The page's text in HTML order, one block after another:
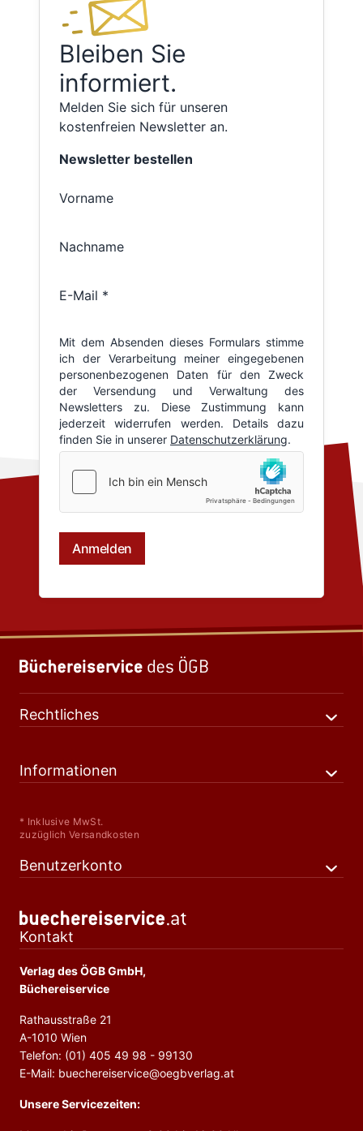
Bleiben Sie
informiert.
Melden Sie sich für unseren
kostenfreien Newsletter an.
Rechtliches
Informationen
* Inklusive MwSt.
zuzüglich Versandkosten
Benutzerkonto
Kontakt
Verlag des ÖGB GmbH,
Büchereiservice
Rathausstraße 21
A-1010 Wien
Telefon: (01) 405 49 98 - 99130
E-Mail: buechereiservice@oegbverlag.at
Unsere Servicezeiten: